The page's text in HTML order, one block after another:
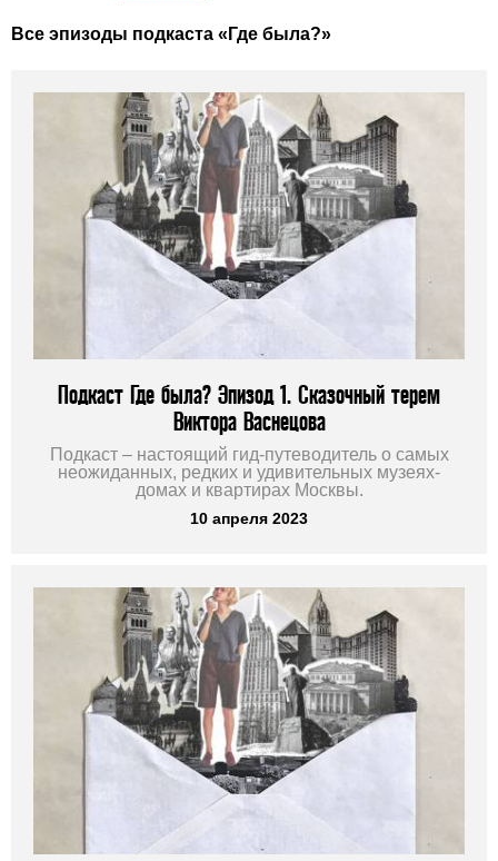
Все эпизоды подкаста «Где была?»
Подкаст Где была? Эпизод 1. Сказочный терем
Виктора Васнецова
Подкаст – настоящий гид-путеводитель о самых
неожиданных, редких и удивительных музеях-
домах и квартирах Москвы.
10 апреля 2023